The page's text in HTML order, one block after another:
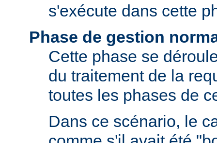
s'exécute dans cette
Phase de gestion
Cette phase se
du traitement de la
toutes les phases de
Dans ce scénario, le